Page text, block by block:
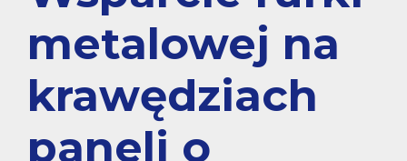
metalowej na
krawędziach
paneli o